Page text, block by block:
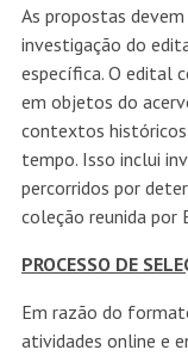
As propostas
investigação do
específica. O edital
em objetos do
contextos
tempo. Isso inclui
percorridos por
coleção reunida por
PROCESSO DE
Em razão do
atividades online e